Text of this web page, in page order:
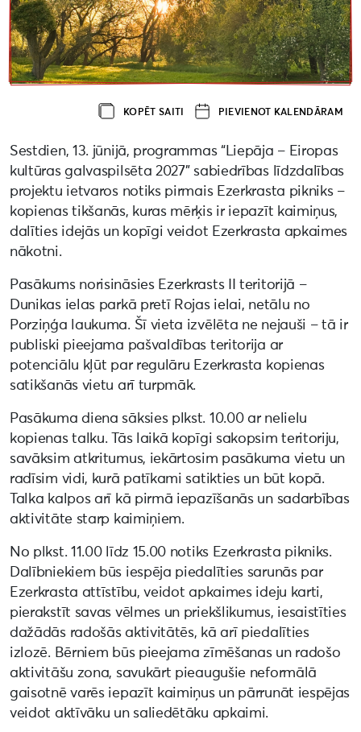
KOPĒT SAITI PIEVIENOT KALENDĀRAM
Sestdien, 13. jūnijā, programmas “Liepāja – Eiropas
kultūras galvaspilsēta 2027” sabiedrības līdzdalības
projektu ietvaros notiks pirmais Ezerkrasta pikniks –
kopienas tikšanās, kuras mērķis ir iepazīt kaimiņus,
dalīties idejās un kopīgi veidot Ezerkrasta apkaimes
nākotni.
Pasākums norisināsies Ezerkrasts II teritorijā –
Dunikas ielas parkā pretī Rojas ielai, netālu no
Porziņģa laukuma. Šī vieta izvēlēta ne nejauši – tā ir
publiski pieejama pašvaldības teritorija ar
potenciālu kļūt par regulāru Ezerkrasta kopienas
satikšanās vietu arī turpmāk.
Pasākuma diena sāksies plkst. 10.00 ar nelielu
kopienas talku. Tās laikā kopīgi sakopsim teritoriju,
savāksim atkritumus, iekārtosim pasākuma vietu un
radīsim vidi, kurā patīkami satikties un būt kopā.
Talka kalpos arī kā pirmā iepazīšanās un sadarbības
aktivitāte starp kaimiņiem.
No plkst. 11.00 līdz 15.00 notiks Ezerkrasta pikniks.
Dalībniekiem būs iespēja piedalīties sarunās par
Ezerkrasta attīstību, veidot apkaimes ideju karti,
pierakstīt savas vēlmes un priekšlikumus, iesaistīties
dažādās radošās aktivitātēs, kā arī piedalīties
izlozē. Bērniem būs pieejama zīmēšanas un radošo
aktivitāšu zona, savukārt pieaugušie neformālā
gaisotnē varēs iepazīt kaimiņus un pārrunāt iespējas
veidot aktīvāku un saliedētāku apkaimi.